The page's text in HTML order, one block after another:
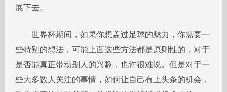
展下去。
世界杯期间，如果你想盖过足球的魅力，你需要一
些特别的想法，可能上面这些方法都是原则性的，对于
是否能真正带动别人的兴趣，也许很难说。但是对于一
些大多数人关注的事情，如何让自己有上头条的机会，